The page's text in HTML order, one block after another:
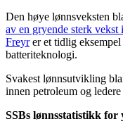
Den høye lønnsveksten
av en gryende sterk
Freyrer et tidlig eksempel
batteriteknologi.
Svakest lønnsutvikling
innen petroleum og
SSBs lønnsstatistikk for